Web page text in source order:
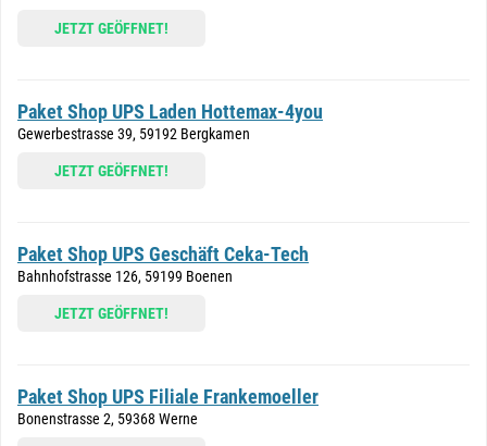
JETZT GEÖFFNET!
Paket Shop UPS Laden Hottemax-4you
Gewerbestrasse 39, 59192 Bergkamen
JETZT GEÖFFNET!
Paket Shop UPS Geschäft Ceka-Tech
Bahnhofstrasse 126, 59199 Boenen
JETZT GEÖFFNET!
Paket Shop UPS Filiale Frankemoeller
Bonenstrasse 2, 59368 Werne